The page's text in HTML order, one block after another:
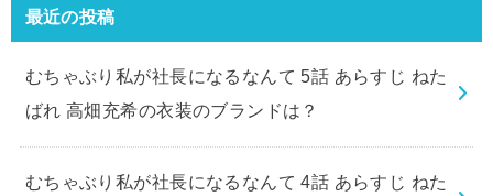
最近の投稿
むちゃぶり私が社長になるなんて 5話 あらすじ ねた
ばれ 高畑充希の衣装のブランドは？
むちゃぶり私が社長になるなんて 4話 あらすじ ねた